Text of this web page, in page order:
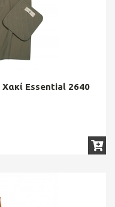
Essential 2640